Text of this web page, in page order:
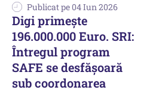
Publicat pe 04 Iun 2026
Digi primește
196.000.000 Euro. SRI:
Întregul program
SAFE se desfășoară
sub coordonarea